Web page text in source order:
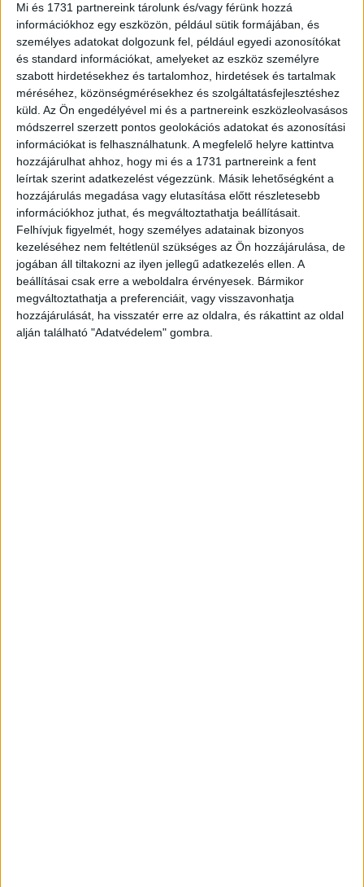
Mi és 1731 partnereink tárolunk és/vagy férünk hozzá
információkhoz egy eszközön, például sütik formájában, és
személyes adatokat dolgozunk fel, például egyedi azonosítókat
és standard információkat, amelyeket az eszköz személyre
szabott hirdetésekhez és tartalomhoz, hirdetések és tartalmak
méréséhez, közönségmérésekhez és szolgáltatásfejlesztéshez
küld. Az Ön engedélyével mi és a partnereink eszközleolvasásos
módszerrel szerzett pontos geolokációs adatokat és azonosítási
információkat is felhasználhatunk. A megfelelő helyre kattintva
hozzájárulhat ahhoz, hogy mi és a 1731 partnereink a fent
leírtak szerint adatkezelést végezzünk. Másik lehetőségként a
hozzájárulás megadása vagy elutasítása előtt részletesebb
információkhoz juthat, és megváltoztathatja beállításait.
Felhívjuk figyelmét, hogy személyes adatainak bizonyos
kezeléséhez nem feltétlenül szükséges az Ön hozzájárulása, de
jogában áll tiltakozni az ilyen jellegű adatkezelés ellen. A
beállításai csak erre a weboldalra érvényesek. Bármikor
megváltoztathatja a preferenciáit, vagy visszavonhatja
hozzájárulását, ha visszatér erre az oldalra, és rákattint az oldal
alján található "Adatvédelem" gombra.
méter) hosszúra is megnőhet, és súlya meghaladhatja a 9
kilogrammot. Ami igazán félelmetessé teszi, az a 2 hüvelyk
(kb. 5 cm) hosszúságú agyara, amelyek a leghosszabbak a
mérges kígyók között.
A méreg ereje
A gaboni vipera mérge az enzimek és toxinok erőteljes
koktélja, amely súlyos szövetkárosodást okozhat.
Hirdetés
Ez az áldozat számára elviselhetetlen fájdalommal jár, és
ha nem kap megfelelő kezelést, végzetes is lehet. Ez a
kígyó különleges képességgel rendelkezik: harapáskor